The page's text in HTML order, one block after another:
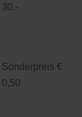
30,-
Sonderpreis €
0,50